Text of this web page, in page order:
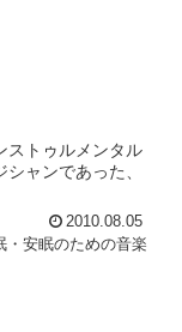
ストゥルメンタル
ャンであった、
2010.08.05
・安眠のための音楽